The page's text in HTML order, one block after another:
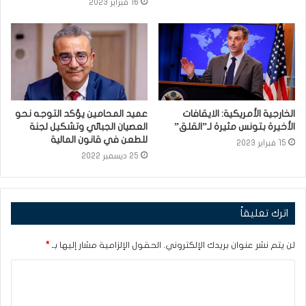
16 فبراير 2023
الخارجية الأمريكية: الايقافات
الأخيرة بتونس مثيرة لـ”القلق”
15 فبراير 2023
عميد المحامين يؤكد التوجه نحو
العصيان الجبائي وتشكيل لجنة
للطعن في قانون المالية
25 ديسمبر 2022
اترك تعليقاً
لن يتم نشر عنوان بريدك الإلكتروني. الحقول الإلزامية مشار إليها بـ *